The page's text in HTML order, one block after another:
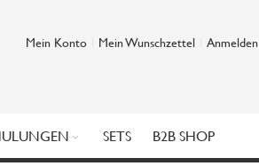
Mein Konto Mein Wunschzettel Anmelden
SETS B2B SHOP